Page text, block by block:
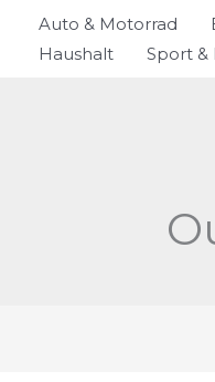
Auto & Motorrad
Haushalt
Sport &